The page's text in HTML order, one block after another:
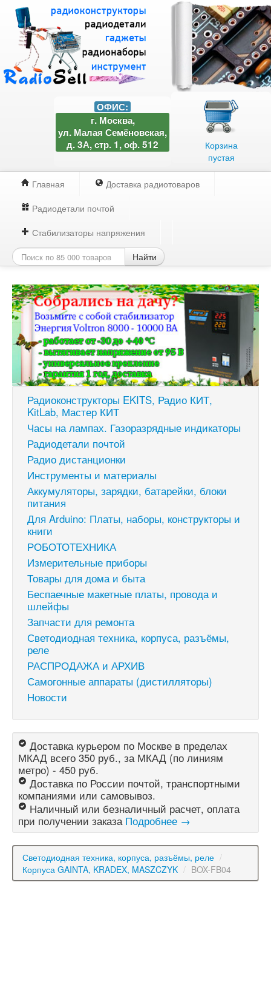
Корзина
пустая
ОФИС:
г. Москва,
ул. Малая Семёновская,
д. 3А, стр. 1, оф. 512
Главная
Доставка радиотоваров
Радиодетали почтой
Стабилизаторы напряжения
Найти
Радиоконструкторы EKITS, Радио КИТ,
KitLab, Мастер КИТ
Часы на лампах. Газоразрядные индикаторы
Радиодетали почтой
Радио дистанционки
Инструменты и материалы
Аккумуляторы, зарядки, батарейки, блоки
питания
Для Arduino: Платы, наборы, конструкторы и
книги
РОБОТОТЕХНИКА
Измерительные приборы
Товары для дома и быта
Беспаечные макетные платы, провода и
шлейфы
Запчасти для ремонта
Светодиодная техника, корпуса, разъёмы,
реле
РАСПРОДАЖА и АРХИВ
Самогонные аппараты (дистилляторы)
Новости
Доставка курьером по Москве в пределах
МКАД всего 350 руб., за МКАД (по линиям
метро) - 450 руб.
Доставка по России почтой, транспортными
компаниями или самовывоз.
Наличный или безналичный расчет, оплата
при получении заказа Подробнее →
Светодиодная техника, корпуса, разъёмы, реле /
Корпуса GAINTA, KRADEX, MASZCZYK / BOX-FB04